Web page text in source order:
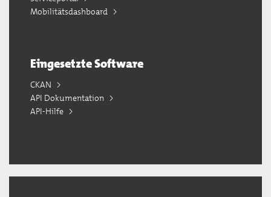
Mobilitätsdashboard
Eingesetzte Software
CKAN
API Dokumentation
API-Hilfe